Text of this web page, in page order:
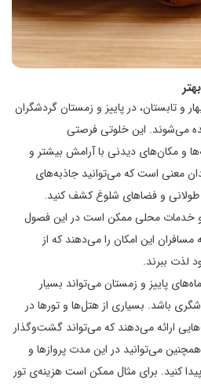
و تابستان، در پاییز و زمستان گردشگران
می‌شوند. این خلوتی فرصتی
و مکان‌های دیدنی با آرامش بیشتر و
معنی است که می‌توانید جاذبه‌های
و فضاهای شلوغ کشف کنید.
و خدمات محلی ممکن است در این فصول
مسافران این امکان را می‌دهند که از
لذت ببرند.
پاییز و زمستان می‌تواند بسیار
باشد. بسیاری از هتل‌ها و تورها در
ارائه می‌دهند که می‌تواند گشت‌وگذار
می‌توانید در این مدت پروازها و
کنید. برای مثال ممکن است هزینه‌ی تور